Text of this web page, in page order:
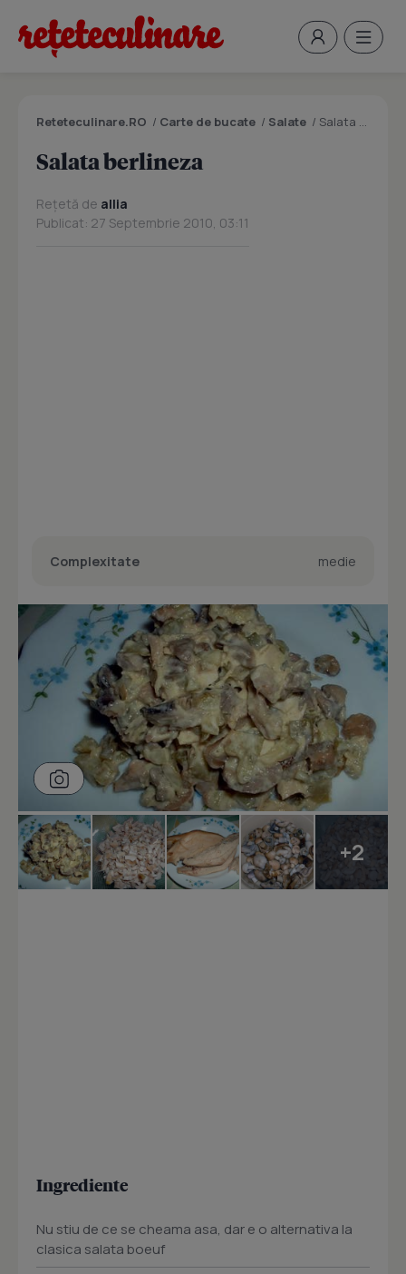
Reteteculinare.RO / Carte de bucate / Salate / Salata berlineza
Salata berlineza
Rețetă de allia
Publicat: 27 Septembrie 2010, 03:11
Complexitate medie
+2
Ingrediente
Nu stiu de ce se cheama asa, dar e o alternativa la
clasica salata boeuf